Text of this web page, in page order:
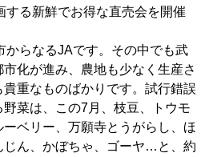
する新鮮でお得な直売会を開催
からなるJAです。その中でも武
化が進み、農地も少なく生産さ
重なものばかりです。試行錯誤
菜は、この7月、枝豆、トウモ
ベリー、万願寺とうがらし、ほ
じん、かぼちゃ、ゴーヤ…と、約